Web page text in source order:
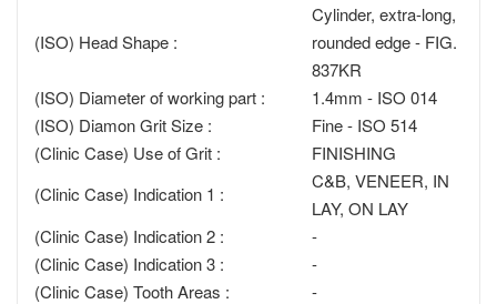
(ISO) Head Shape :
Cylinder, extra-long,
rounded edge - FIG.
837KR
(ISO) Diameter of working part :
1.4mm - ISO 014
(ISO) Diamon Grit Size :
Fine - ISO 514
(Clinic Case) Use of Grit :
FINISHING
(Clinic Case) Indication 1 :
C&B, VENEER, IN
LAY, ON LAY
(Clinic Case) Indication 2 :
-
(Clinic Case) Indication 3 :
-
(Clinic Case) Tooth Areas :
-